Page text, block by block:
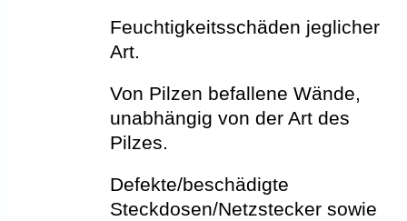
Feuchtigkeitsschäden jeglicher
Art.
Von Pilzen befallene Wände,
unabhängig von der Art des
Pilzes.
Defekte/beschädigte
Steckdosen/Netzstecker sowie